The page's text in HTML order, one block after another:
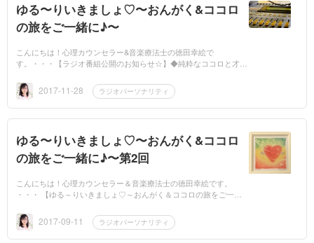
ゆる〜りいきましょ♡〜おんがく&ココロ
の旅をご一緒に♪〜
こんにちは！心理カウンセラー&音楽療法士の徳田幸絵で
す。・・・【ラジオ番組公開のお知らせ☆】◆純粋なココロと才能
2017-11-28 ラジオパーソナリティ
ゆる〜りいきましょ♡〜おんがく&ココロ
の旅をご一緒に♪〜第2回
こんにちは！心理カウンセラー＆音楽療法士の徳田幸絵です。
・・・ 【ゆる～りいきましょ♡～おんがく＆ココロの旅をご一緒
を...
2017-09-11 ラジオパーソナリティ